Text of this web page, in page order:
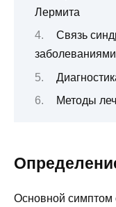
Лермита
Связь
заболеваниями
Методы
Основной